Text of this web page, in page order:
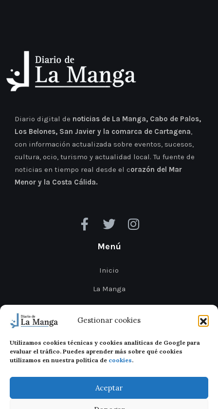
Gestionar cookies
Utilizamos cookies técnicas y cookies analíticas de Google para
evaluar el tráfico. Puedes aprender más sobre qué cookies
utilizamos en nuestra política de cookies.
Aceptar
Diario digital de noticias de La Manga, Cabo de Palos,
Los Belones, San Javier y la comarca de Cartagena,
con información actualizada sobre eventos, sucesos,
cultura, ocio, turismo y actualidad local. Tu fuente de
noticias en tiempo real desde el corazón del Mar
Menor y la Costa Cálida.
Menú
Inicio
La Manga
Cabo de Palos
Cartagena
San Javier